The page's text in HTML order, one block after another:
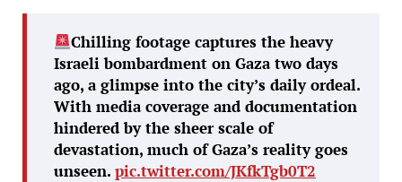
Chilling footage captures the heavy
Israeli bombardment on Gaza two days
ago, a glimpse into the city’s daily ordeal.
With media coverage and documentation
hindered by the sheer scale of
devastation, much of Gaza’s reality goes
unseen. pic.twitter.com/JKfkTgb0T2